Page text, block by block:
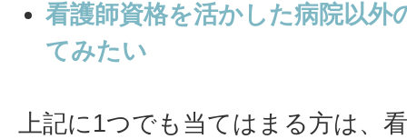
看護師資格を活かした病院以外
てみたい
上記に1つでも当てはまる方は、